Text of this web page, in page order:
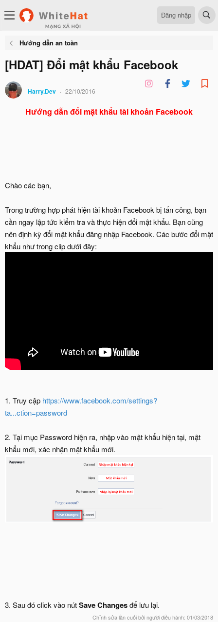
Đăng nhập
Hướng dẫn an toàn
[HDAT] Đổi mật khẩu Facebook
Harry.Dev 22/10/2016
Hướng dẫn đổi mật khẩu tài khoản Facebook
Chào các bạn,
Trong trường hợp phát hiện tài khoản Facebook bị tấn công, bạn
cần ngay lập tức kiểm tra và thực hiện đổi mật khẩu. Bạn cũng
nên định kỳ đổi mật khẩu đăng nhập Facebook. Các bước đổi mật
khẩu như trong clip dưới đây:
1. Truy cập https://www.facebook.com/settings?
ta...ction=password
2. Tại mục Password hiện ra, nhập vào mật khẩu hiện tại, mật
khẩu mới, xác nhận mật khẩu mới.
3. Sau đó click vào nútSave Changesđể lưu lại.
Chỉnh sửa lần cuối bởi người điều hành: 01/03/2018